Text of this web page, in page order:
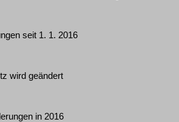
seit 1. 1. 2016
wird geändert
in 2016